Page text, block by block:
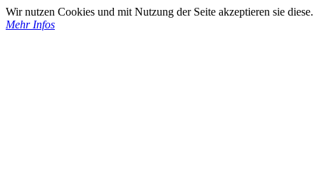
Wir nutzen Cookies und mit Nutzung der Seite akzeptieren sie diese.
Mehr Infos